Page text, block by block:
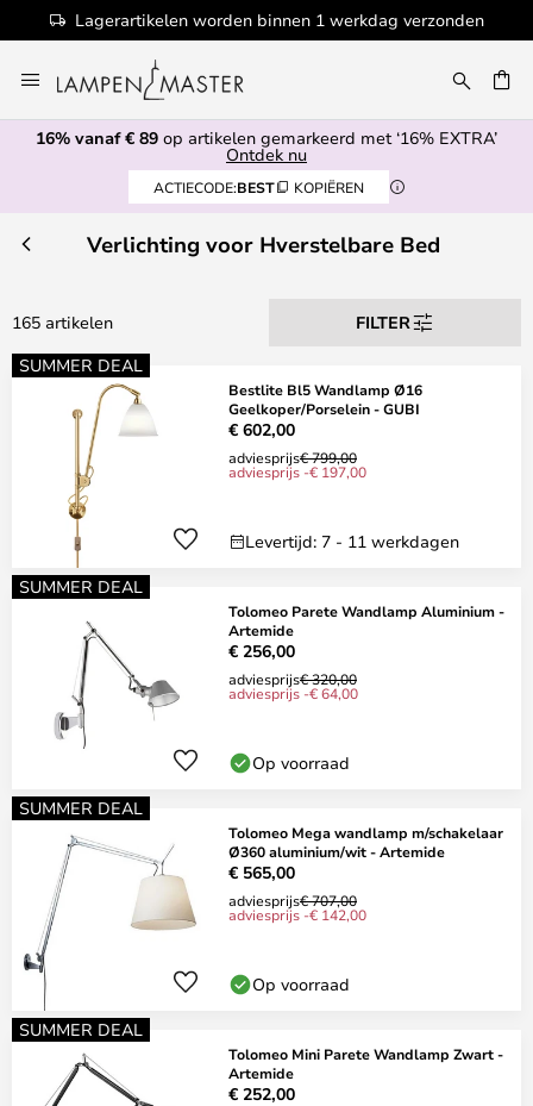
werkdag verzonden 100+
naar
de
inhoud
16% vanaf € 89 op artikelen gemarkeerd met ‘16% EXTRA’
Ontdek nu
ACTIECODE:BEST KOPIËREN
Verlichting voor Hverstelbare Bed
165 artikelen
FILTER
SUMMER DEAL
Bestlite Bl5 Wandlamp Ø16
Geelkoper/Porselein - GUBI
€ 602,00
adviesprijs€ 799,00
adviesprijs -€ 197,00
Levertijd: 7 - 11 werkdagen
SUMMER DEAL
Tolomeo Parete Wandlamp Aluminium -
Artemide
€ 256,00
adviesprijs€ 320,00
adviesprijs -€ 64,00
Op voorraad
SUMMER DEAL
Tolomeo Mega wandlamp m/schakelaar
Ø360 aluminium/wit - Artemide
€ 565,00
adviesprijs€ 707,00
adviesprijs -€ 142,00
Op voorraad
SUMMER DEAL
Tolomeo Mini Parete Wandlamp Zwart -
Artemide
€ 252,00